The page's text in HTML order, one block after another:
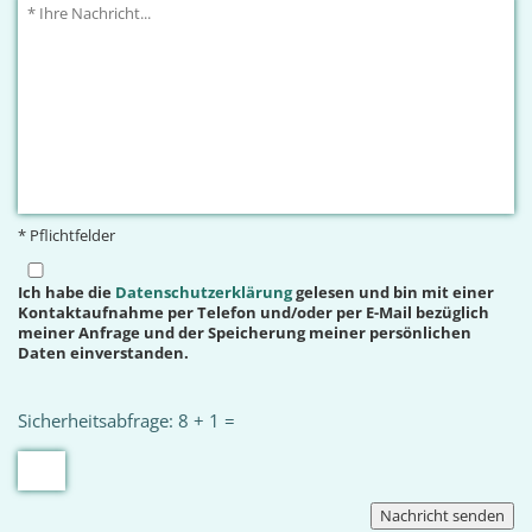
* Pflichtfelder
Ich habe die Datenschutzerklärunggelesen und bin mit einer
Kontaktaufnahme per Telefon und/oder per E-Mail bezüglich
meiner Anfrage und der Speicherung meiner persönlichen
Daten einverstanden.
Sicherheitsabfrage: 8 + 1 =